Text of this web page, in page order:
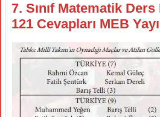
7. Sınıf Matematik
121 Cevapları MEB